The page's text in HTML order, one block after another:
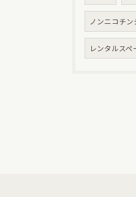
ノンニコチン
レンタルスペ